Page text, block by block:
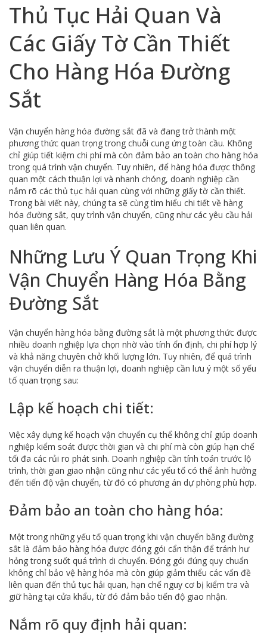
Thủ Tục Hải Quan Và
Các Giấy Tờ Cần Thiết
Cho Hàng Hóa Đường
Sắt
Vận chuyển hàng hóa đường sắt đã và đang trở thành một
phương thức quan trọng trong chuỗi cung ứng toàn cầu. Không
chỉ giúp tiết kiệm chi phí mà còn đảm bảo an toàn cho hàng hóa
trong quá trình vận chuyển. Tuy nhiên, để hàng hóa được thông
quan một cách thuận lợi và nhanh chóng, doanh nghiệp cần
nắm rõ các thủ tục hải quan cùng với những giấy tờ cần thiết.
Trong bài viết này, chúng ta sẽ cùng tìm hiểu chi tiết về hàng
hóa đường sắt, quy trình vận chuyển, cũng như các yêu cầu hải
quan liên quan.
Những Lưu Ý Quan Trọng Khi
Vận Chuyển Hàng Hóa Bằng
Đường Sắt
Vận chuyển hàng hóa bằng đường sắt là một phương thức được
nhiều doanh nghiệp lựa chọn nhờ vào tính ổn định, chi phí hợp lý
và khả năng chuyên chở khối lượng lớn. Tuy nhiên, để quá trình
vận chuyển diễn ra thuận lợi, doanh nghiệp cần lưu ý một số yếu
tố quan trọng sau:
Lập kế hoạch chi tiết:
Việc xây dựng kế hoạch vận chuyển cụ thể không chỉ giúp doanh
nghiệp kiểm soát được thời gian và chi phí mà còn giúp hạn chế
tối đa các rủi ro phát sinh. Doanh nghiệp cần tính toán trước lộ
trình, thời gian giao nhận cũng như các yếu tố có thể ảnh hưởng
đến tiến độ vận chuyển, từ đó có phương án dự phòng phù hợp.
Đảm bảo an toàn cho hàng hóa:
Một trong những yếu tố quan trọng khi vận chuyển bằng đường
sắt là đảm bảo hàng hóa được đóng gói cẩn thận để tránh hư
hỏng trong suốt quá trình di chuyển. Đóng gói đúng quy chuẩn
không chỉ bảo vệ hàng hóa mà còn giúp giảm thiểu các vấn đề
liên quan đến thủ tục hải quan, hạn chế nguy cơ bị kiểm tra và
giữ hàng tại cửa khẩu, từ đó đảm bảo tiến độ giao nhận.
Nắm rõ quy định hải quan: